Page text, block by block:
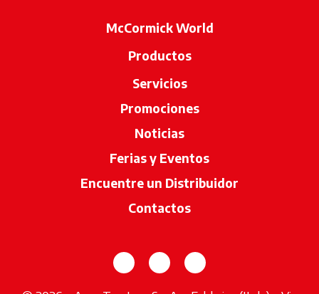
McCormick World
Productos
Servicios
Promociones
Noticias
Ferias y Eventos
Encuentre un Distribuidor
Contactos
se abre en una pestaña nueva
se abre en una pestaña
se abre en una